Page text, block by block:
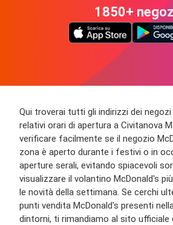
1850+
Qui troverai tutti gli indirizzi dei negozi
relativi orari di apertura a Civitanova
verificare facilmente se il negozio
zona è aperto durante i festivi o in
aperture serali, evitando spiacevoli
visualizzare il volantino McDonald's
le novità della settimana. Se cerchi
punti vendita McDonald's presenti
dintorni, ti rimandiamo al sito ufficiale